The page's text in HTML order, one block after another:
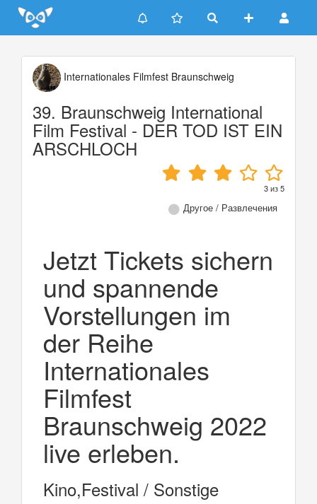
Update cookies preferences
Internationales Filmfest Braunschweig
39. Braunschweig International
Film Festival - DER TOD IST EIN
ARSCHLOCH
3из5
Другое / Развлечения
Jetzt Tickets sichern
und spannende
Vorstellungen im
der Reihe
Internationales
Filmfest
Braunschweig 2022
live erleben.
Kino,Festival / Sonstige